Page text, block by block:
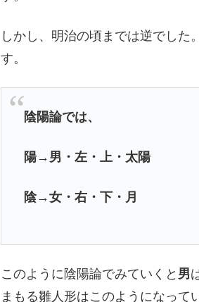
しかし、明治の頃までは逆でした
す。
陰陽論では、
陽→男・左・上・太陽
陰→女・右・下・月
このように陰陽論でみていくと 男
まもる雛人形はこのようになって